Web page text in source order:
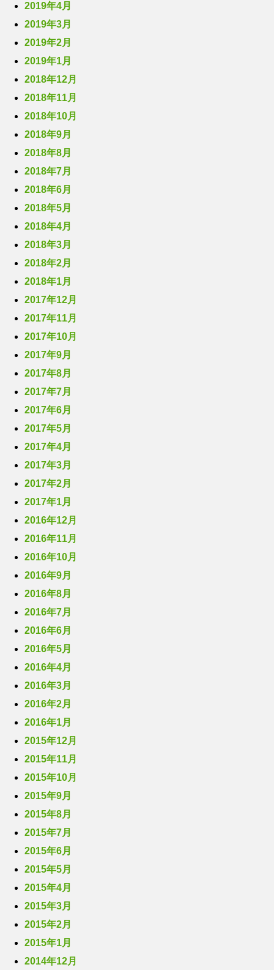
2019年4月
2019年3月
2019年2月
2019年1月
2018年12月
2018年11月
2018年10月
2018年9月
2018年8月
2018年7月
2018年6月
2018年5月
2018年4月
2018年3月
2018年2月
2018年1月
2017年12月
2017年11月
2017年10月
2017年9月
2017年8月
2017年7月
2017年6月
2017年5月
2017年4月
2017年3月
2017年2月
2017年1月
2016年12月
2016年11月
2016年10月
2016年9月
2016年8月
2016年7月
2016年6月
2016年5月
2016年4月
2016年3月
2016年2月
2016年1月
2015年12月
2015年11月
2015年10月
2015年9月
2015年8月
2015年7月
2015年6月
2015年5月
2015年4月
2015年3月
2015年2月
2015年1月
2014年12月